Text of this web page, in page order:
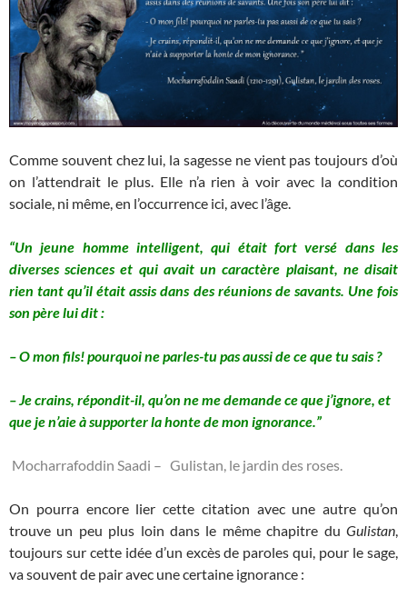
Comme souvent chez lui, la sagesse ne vient pas toujours d’où
on l’attendrait le plus. Elle n’a rien à voir avec la condition
sociale, ni même, en l’occurrence ici, avec l’âge.
“Un jeune homme intelligent, qui était fort versé dans les
diverses sciences et qui avait un caractère plaisant, ne disait
rien tant qu’il était assis dans des réunions de savants. Une fois
son père lui dit :
– O mon fils! pourquoi ne parles-tu pas aussi de ce que tu sais ?
– Je crains, répondit-il, qu’on ne me demande ce que j’ignore, et
que je n’aie à supporter la honte de mon ignorance.”
Mocharrafoddin Saadi – Gulistan, le jardin des roses.
On pourra encore lier cette citation avec une autre qu’on
trouve un peu plus loin dans le même chapitre du Gulistan,
toujours sur cette idée d’un excès de paroles qui, pour le sage,
va souvent de pair avec une certaine ignorance :